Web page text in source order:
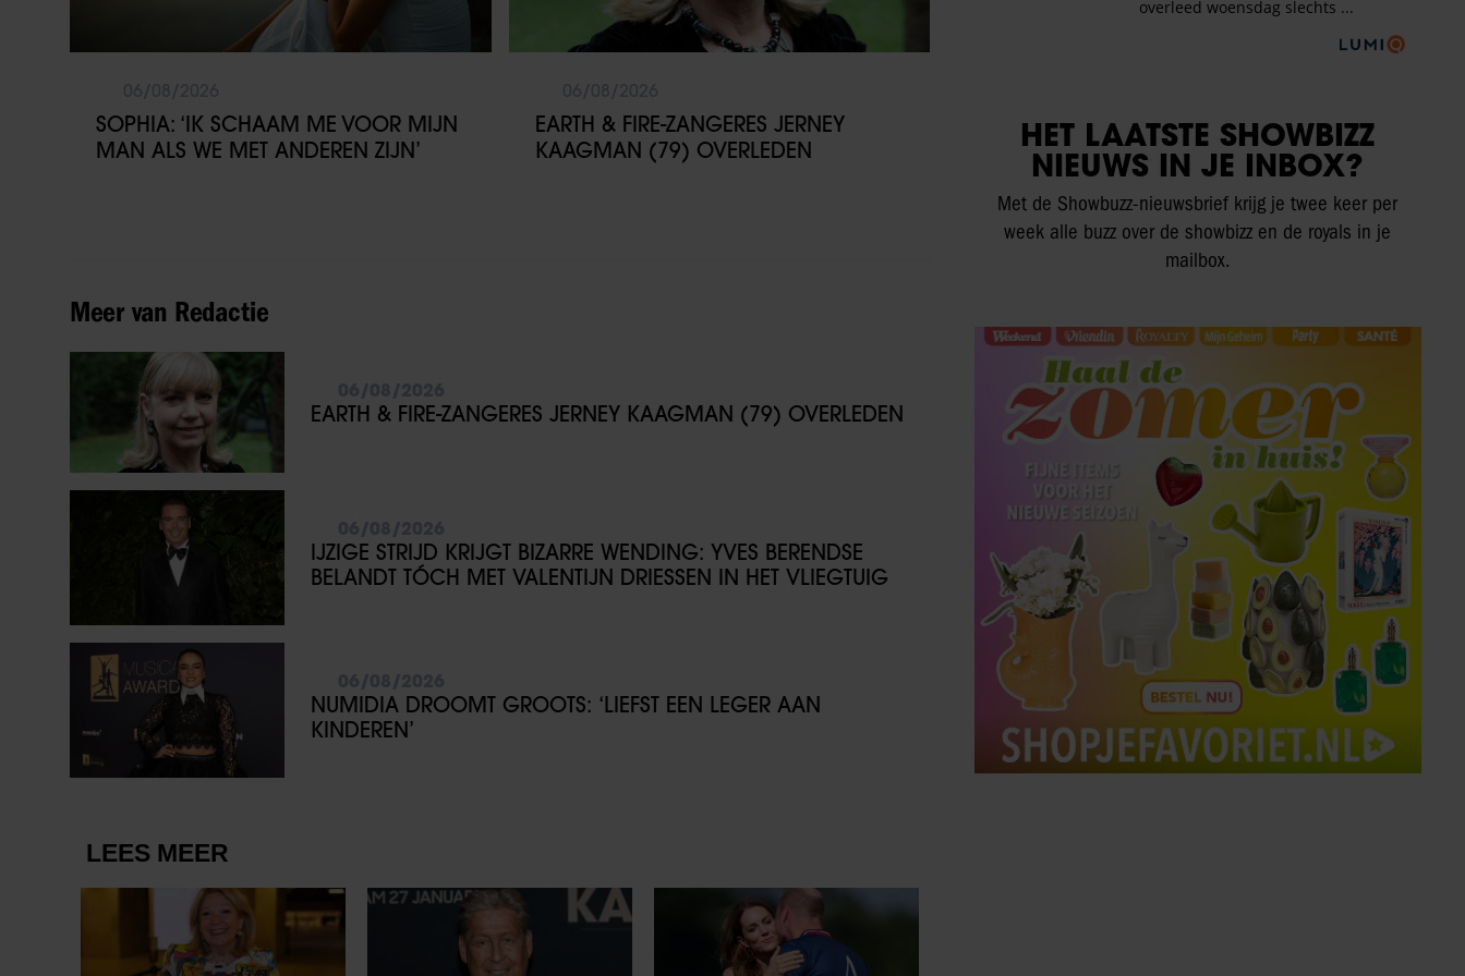
SOPHIA: ‘IK SCHAAM ME VOOR MIJN
MAN ALS WE MET ANDEREN ZIJN’
EARTH & FIRE-ZANGERES JERNEY
KAAGMAN (79) OVERLEDEN
Meer van Redactie
EARTH & FIRE-ZANGERES JERNEY KAAGMAN (79) OVERLEDEN
IJZIGE STRIJD KRIJGT BIZARRE WENDING: YVES BERENDSE
BELANDT TÓCH MET VALENTIJN DRIESSEN IN HET VLIEGTUIG
NUMIDIA DROOMT GROOTS: ‘LIEFST EEN LEGER AAN
KINDEREN’
HET LAATSTE SHOWBIZZ
NIEUWS IN JE INBOX?
Met de Showbuzz-nieuwsbrief krijg je twee keer per
week alle buzz over de showbizz en de royals in je
mailbox.